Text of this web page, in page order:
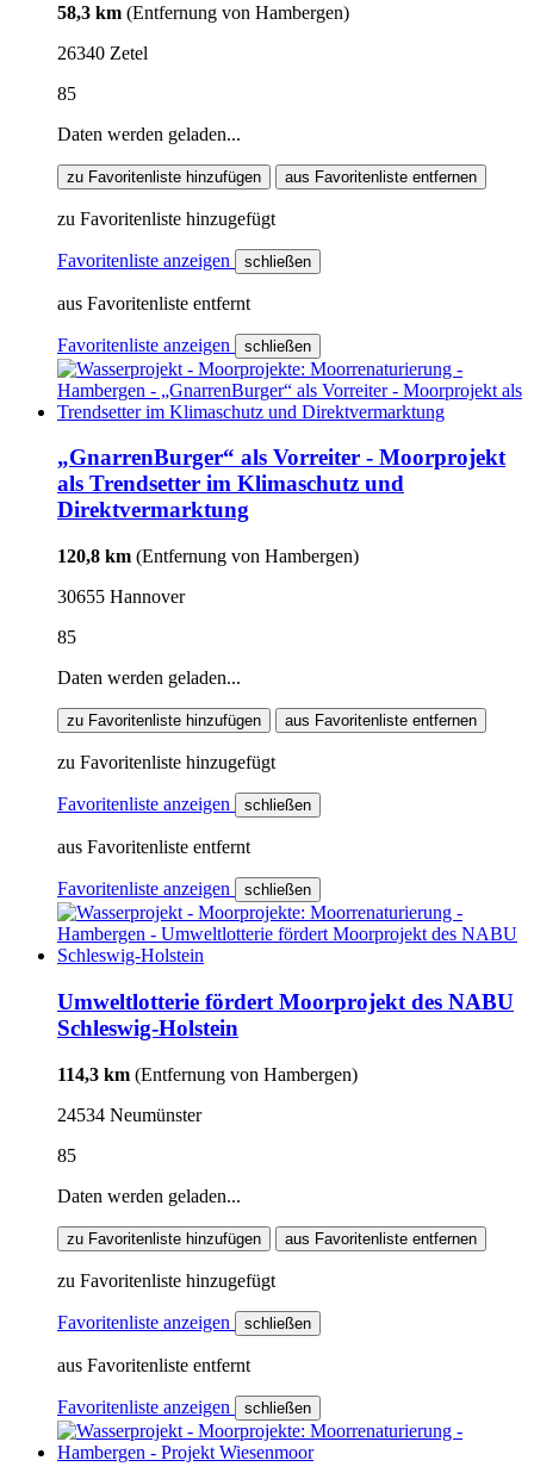
58,3 km (Entfernung von Hambergen)
26340 Zetel
85
Daten werden geladen...
zu Favoritenliste hinzufügen aus Favoritenliste entfernen
zu Favoritenliste hinzugefügt
Favoritenliste anzeigen schließen
aus Favoritenliste entfernt
Favoritenliste anzeigen schließen
„GnarrenBurger“ als Vorreiter - Moorprojekt
als Trendsetter im Klimaschutz und
Direktvermarktung
120,8 km (Entfernung von Hambergen)
30655 Hannover
85
Daten werden geladen...
zu Favoritenliste hinzufügen aus Favoritenliste entfernen
zu Favoritenliste hinzugefügt
Favoritenliste anzeigen schließen
aus Favoritenliste entfernt
Favoritenliste anzeigen schließen
Umweltlotterie fördert Moorprojekt des NABU
Schleswig-Holstein
114,3 km (Entfernung von Hambergen)
24534 Neumünster
85
Daten werden geladen...
zu Favoritenliste hinzufügen aus Favoritenliste entfernen
zu Favoritenliste hinzugefügt
Favoritenliste anzeigen schließen
aus Favoritenliste entfernt
Favoritenliste anzeigen schließen